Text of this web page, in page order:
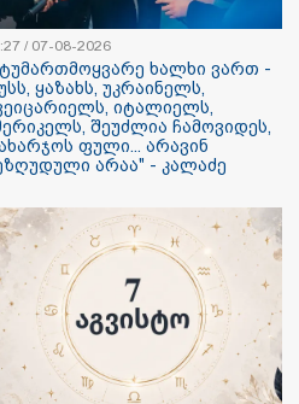
არ
13:27 / 07-08-2026
რუსს, ყაზახს,
შვეიცარიელს,
ამერიკელს,
დახარჯოს
შეზღუდული
/ 07-08-2026
ხალხი ვართ -
ყაზახს, უკრაინელს,
იტალიელს,
შეუძლია ჩამოვიდეს,
ფული... არავინ
არაა" - კალაძე